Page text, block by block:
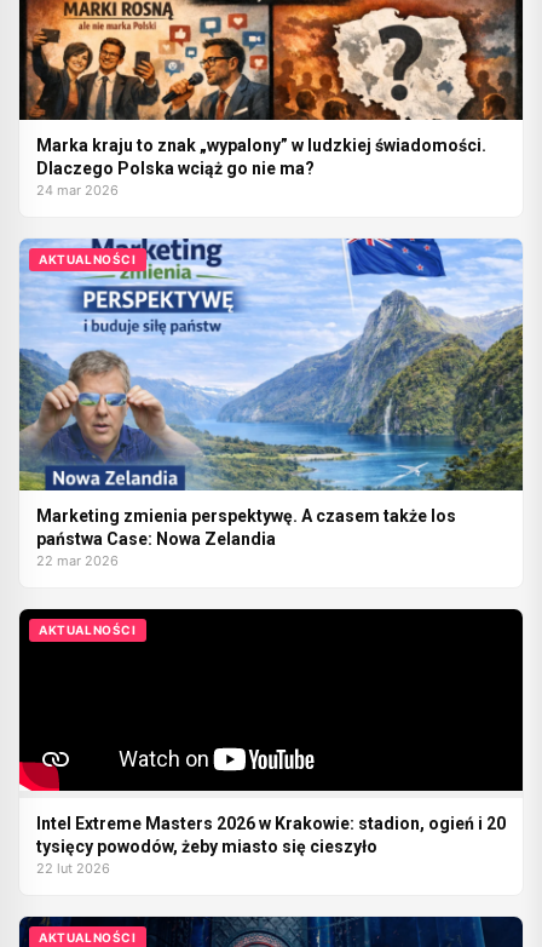
Marka kraju to znak „wypalony” w ludzkiej świadomości.
Dlaczego Polska wciąż go nie ma?
24 mar 2026
AKTUALNOŚCI
Marketing zmienia perspektywę. A czasem także los
państwa Case: Nowa Zelandia
22 mar 2026
AKTUALNOŚCI
Intel Extreme Masters 2026 w Krakowie: stadion, ogień i 20
tysięcy powodów, żeby miasto się cieszyło
22 lut 2026
AKTUALNOŚCI